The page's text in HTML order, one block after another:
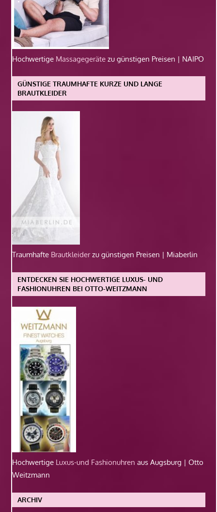
Hochwertige Massagegeräte zu günstigen Preisen | NAIPO
GÜNSTIGE TRAUMHAFTE KURZE UND LANGE
BRAUTKLEIDER
Traumhafte Brautkleiderzu günstigen Preisen | Miaberlin
ENTDECKEN SIE HOCHWERTIGE LUXUS- UND
FASHIONUHREN BEI OTTO-WEITZMANN
Hochwertige Luxus-und Fashionuhren aus Augsburg | Otto
Weitzmann
ARCHIV